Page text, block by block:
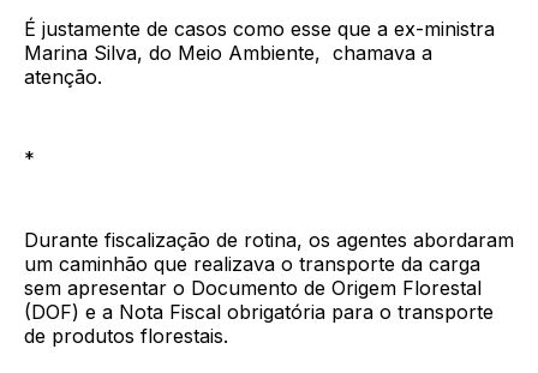
É justamente de casos como esse que a ex-ministra
Marina Silva, do Meio Ambiente, chamava a
atenção.
*
Durante fiscalização de rotina, os agentes abordaram
um caminhão que realizava o transporte da carga
sem apresentar o Documento de Origem Florestal
(DOF) e a Nota Fiscal obrigatória para o transporte
de produtos florestais.